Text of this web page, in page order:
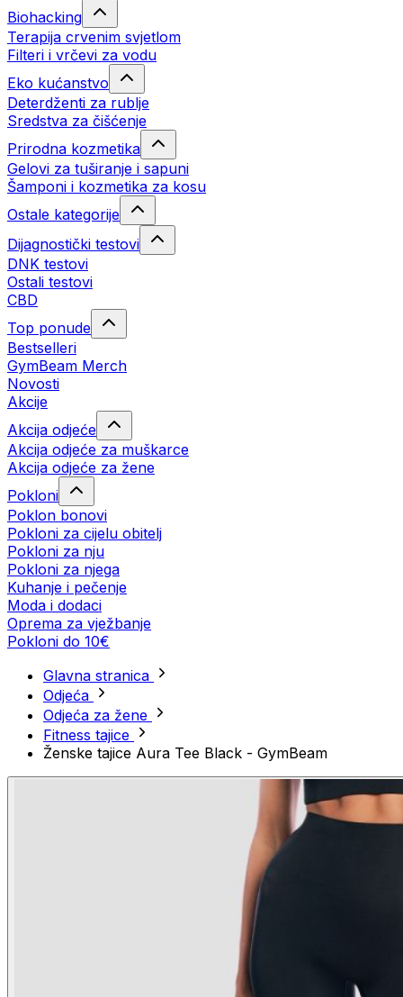
Biohacking
Terapija crvenim svjetlom
Filteri i vrčevi za vodu
Eko kućanstvo
Deterdženti za rublje
Sredstva za čišćenje
Prirodna kozmetika
Gelovi za tuširanje i sapuni
Šamponi i kozmetika za kosu
Ostale kategorije
Dijagnostički testovi
DNK testovi
Ostali testovi
CBD
Top ponude
Bestselleri
GymBeam Merch
Novosti
Akcije
Akcija odjeće
Akcija odjeće za muškarce
Akcija odjeće za žene
Pokloni
Poklon bonovi
Pokloni za cijelu obitelj
Pokloni za nju
Pokloni za njega
Kuhanje i pečenje
Moda i dodaci
Oprema za vježbanje
Pokloni do 10€
Glavna stranica
Odjeća
Odjeća za žene
Fitness tajice
Ženske tajice Aura Tee Black - GymBeam